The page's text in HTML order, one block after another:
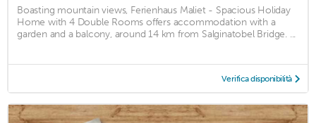
Boasting mountain views, Ferienhaus Maliet - Spacious Holiday
Home with 4 Double Rooms offers accommodation with a
garden and a balcony, around 14 km from Salginatobel Bridge. ...
Verifica disponibilità